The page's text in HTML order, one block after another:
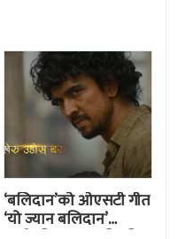
‘बलिदान’को ओएसटी गीत
‘यो ज्यान बलिदान’